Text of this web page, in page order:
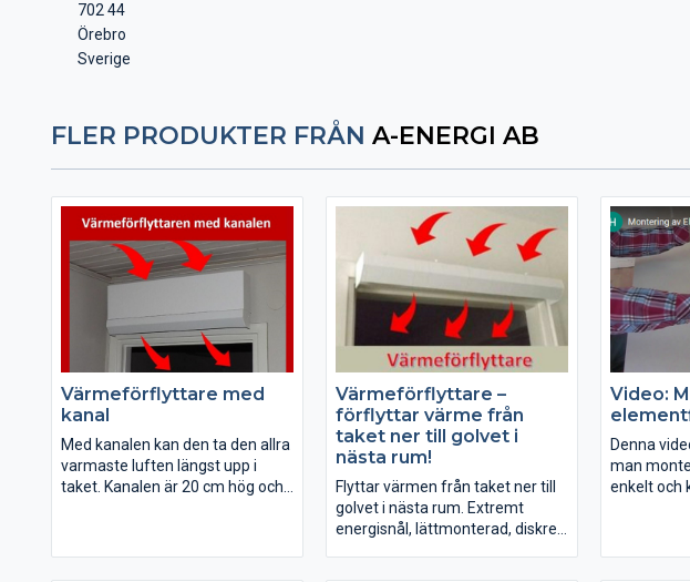
702 44
Örebro
Sverige
FLER PRODUKTER FRÅN A-ENERGI AB
Värmeförflyttare med
kanal
Med kanalen kan den ta den allra
varmaste luften längst upp i
taket. Kanalen är 20 cm hög och
Värmeförflyttare –
förflyttar värme från
taket ner till golvet i
nästa rum!
Flyttar värmen från taket ner till
golvet i nästa rum. Extremt
energisnål, lättmonterad, diskret
Video:
Denna
man
enkelt och